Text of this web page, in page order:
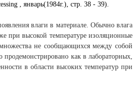
, январь(1984г.), стр. 38 - 39).
влаги в материале. Обычно влага
при высокой температуре изоляционные
не сообщающихся между собой
как в лабораторных,
в области высоких температур при